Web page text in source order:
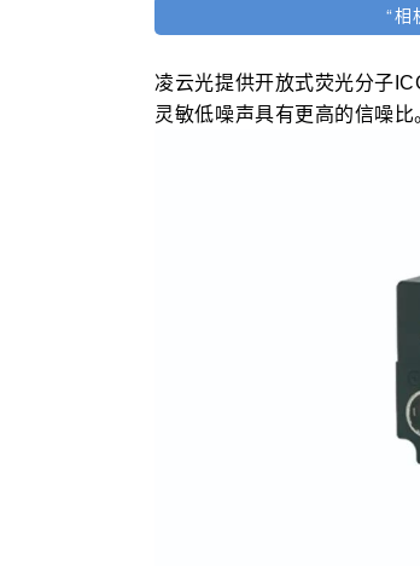
“相
凌云光提供开放式荧光分子
灵敏低噪声具有更高的信噪比